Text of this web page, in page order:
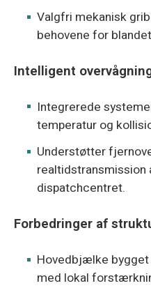
Valgfri mekanisk
behovene for
Intelligent
Integrerede
temperatur og
Understøtter
realtidstransmission
dispatchcentret.
Forbedringer af
Hovedbjælke
med lokal